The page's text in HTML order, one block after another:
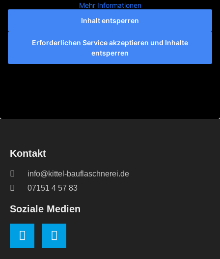
Mehr Informationen
Inhalt entsperren
Erforderlichen Service akzeptieren und Inhalte
entsperren
Kontakt
info@kittel-bauflaschnerei.de
07151 4 57 83
Soziale Medien